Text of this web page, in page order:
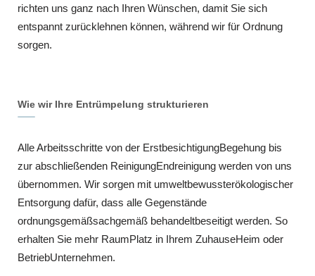
richten uns ganz nach Ihren Wünschen, damit Sie sich
entspannt zurücklehnen können, während wir für Ordnung
sorgen.
Wie wir Ihre Entrümpelung strukturieren
Alle Arbeitsschritte von der ErstbesichtigungBegehung bis
zur abschließenden ReinigungEndreinigung werden von uns
übernommen. Wir sorgen mit umweltbewussterökologischer
Entsorgung dafür, dass alle Gegenstände
ordnungsgemäßsachgemäß behandeltbeseitigt werden. So
erhalten Sie mehr RaumPlatz in Ihrem ZuhauseHeim oder
BetriebUnternehmen.